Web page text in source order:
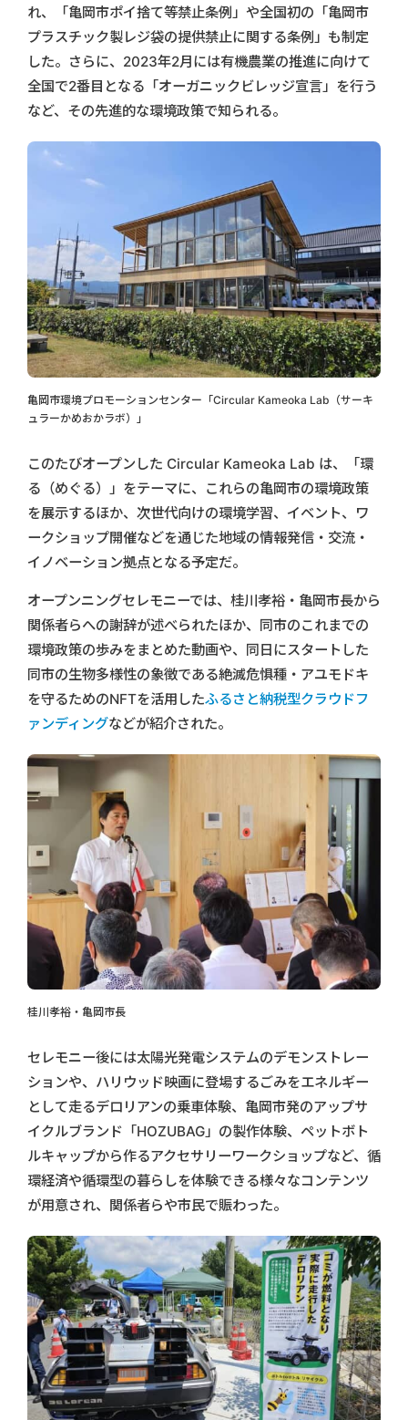
れ、「亀岡市ポイ捨て等禁止条例」や全国初の「亀岡市
プラスチック製レジ袋の提供禁止に関する条例」も制定
した。さらに、2023年2月には有機農業の推進に向けて
全国で2番目となる「オーガニックビレッジ宣言」を行う
など、その先進的な環境政策で知られる。
亀岡市環境プロモーションセンター「Circular Kameoka Lab（サーキ
ュラーかめおかラボ）」
このたびオープンした Circular Kameoka Lab は、「環
る（めぐる）」をテーマに、これらの亀岡市の環境政策
を展示するほか、次世代向けの環境学習、イベント、ワ
ークショップ開催などを通じた地域の情報発信・交流・
イノベーション拠点となる予定だ。
オープンニングセレモニーでは、桂川孝裕・亀岡市長から
関係者らへの謝辞が述べられたほか、同市のこれまでの
環境政策の歩みをまとめた動画や、同日にスタートした
同市の生物多様性の象徴である絶滅危惧種・アユモドキ
を守るためのNFTを活用したふるさと納税型クラウドフ
ァンディングなどが紹介された。
桂川孝裕・亀岡市長
セレモニー後には太陽光発電システムのデモンストレー
ションや、ハリウッド映画に登場するごみをエネルギー
として走るデロリアンの乗車体験、亀岡市発のアップサ
イクルブランド「HOZUBAG」の製作体験、ペットボト
ルキャップから作るアクセサリーワークショップなど、循
環経済や循環型の暮らしを体験できる様々なコンテンツ
が用意され、関係者らや市民で賑わった。